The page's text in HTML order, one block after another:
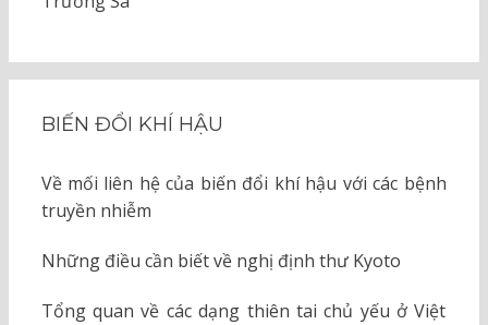
BIẾN ĐỔI KHÍ HẬU
Về mối liên hệ của biến đổi khí hậu với các bệnh
truyền nhiễm
Những điều cần biết về nghị định thư Kyoto
Tổng quan về các dạng thiên tai chủ yếu ở Việt